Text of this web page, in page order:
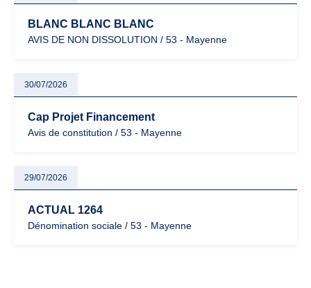
BLANC BLANC BLANC
AVIS DE NON DISSOLUTION / 53 - Mayenne
30/07/2026
Cap Projet Financement
Avis de constitution / 53 - Mayenne
29/07/2026
ACTUAL 1264
Dénomination sociale / 53 - Mayenne